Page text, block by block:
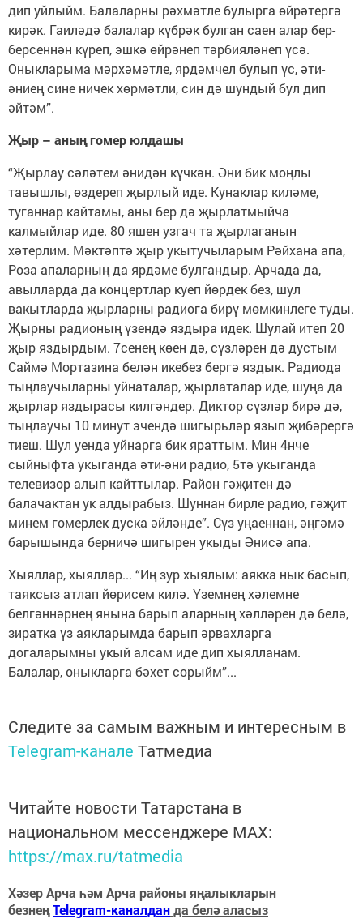
дип уйлыйм. Балаларны рәхмәтле булырга өйрәтергә
кирәк. Гаиләдә балалар күбрәк булган саен алар бер-
берсеннән күреп, эшкә өйрәнеп тәрбияләнеп үсә.
Оныкларыма мәрхәмәтле, ярдәмчел булып үс, әти-
әниең сине ничек хөрмәтли, син дә шундый бул дип
әйтәм”.
Җыр – аның гомер юлдашы
“Җырлау сәләтем әнидән күчкән. Әни бик моңлы
тавышлы, өздереп җырлый иде. Кунаклар киләме,
туганнар кайтамы, аны бер дә җырлатмыйча
калмыйлар иде. 80 яшен узгач та җырлаганын
хәтерлим. Мәктәптә җыр укытучыларым Рәйхана апа,
Роза апаларның да ярдәме булгандыр. Арчада да,
авылларда да концертлар куеп йөрдек без, шул
вакытларда җырларны радиога бирү мөмкинлеге туды.
Җырны радионың үзендә яздыра идек. Шулай итеп 20
җыр яздырдым. 7сенең көен дә, сүзләрен дә дустым
Саймә Мортазина белән икебез бергә яздык. Радиода
тыңлаучыларны уйнаталар, җырлаталар иде, шуңа да
җырлар яздырасы килгәндер. Диктор сүзләр бирә дә,
тыңлаучы 10 минут эчендә шигырьләр язып җибәрергә
тиеш. Шул уенда уйнарга бик яраттым. Мин 4нче
сыйныфта укыганда әти-әни радио, 5тә укыганда
телевизор алып кайттылар. Район гәҗитен дә
балачактан ук алдырабыз. Шуннан бирле радио, гәҗит
минем гомерлек дуска әйләнде”. Сүз уңаеннан, әңгәмә
барышында берничә шигырен укыды Әнисә апа.
Хыяллар, хыяллар... “Иң зур хыялым: аякка нык басып,
таяксыз атлап йөрисем килә. Үземнең хәлемне
белгәннәрнең янына барып аларның хәлләрен дә белә,
зиратка үз аякларымда барып әрвахларга
догаларымны укый алсам иде дип хыялланам.
Балалар, оныкларга бәхет сорыйм”...
Следите за самым важным и интересным в
Telegram-канале Татмедиа
Читайте новости Татарстана в
национальном мессенджере MАХ:
https://max.ru/tatmedia
Хәзер Арча һәм Арча районы яңалыкларын
безнеңTelegram-каналданда белә аласыз